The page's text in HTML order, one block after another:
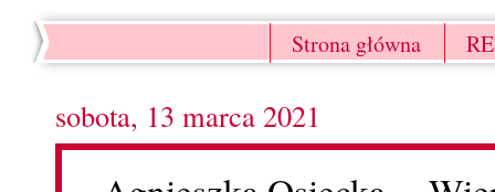
Strona główna
sobota, 13 marca 2021